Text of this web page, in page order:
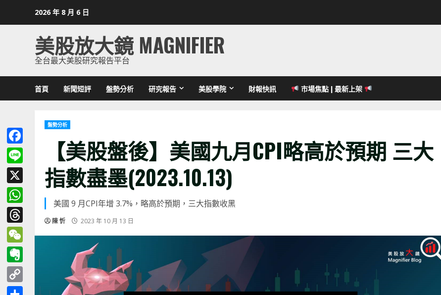
2026 年 8 月 6 日
美股放大鏡 MAGNIFIER
全台最大美股研究報告平台
首頁 新聞短評 盤勢分析 研究報告 美股學院 財報快訊 市場焦點 | 最新上架
盤勢分析
【美股盤後】美國九月CPI略高於預期 三大
指數盡墨(2023.10.13)
美國 9 月CPI年增 3.7%，略高於預期，三大指數收黑
陳 忻 2023 年 10 月 13 日
Facebook
Line
X
WhatsApp
Threads
WeChat
Evernote
Copy